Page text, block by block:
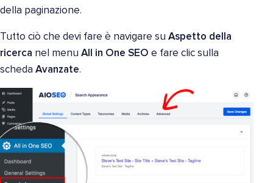
della paginazione.
Tutto ciò che devi fare è navigare su Aspetto della
ricerca nel menu All in One SEO e fare clic sulla
scheda Avanzate.